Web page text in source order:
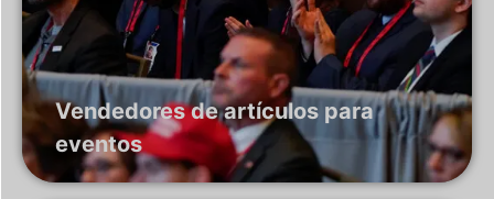
Vendedores de artículos para
eventos